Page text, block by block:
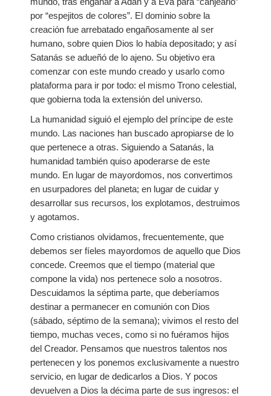
por “espejitos de colores”. El dominio sobre la
creación fue arrebatado engañosamente al ser
humano, sobre quien Dios lo había depositado; y así
Satanás se adueñó de lo ajeno. Su objetivo era
comenzar con este mundo creado y usarlo como
plataforma para ir por todo: el mismo Trono celestial,
que gobierna toda la extensión del universo.
La humanidad siguió el ejemplo del príncipe de este
mundo. Las naciones han buscado apropiarse de lo
que pertenece a otras. Siguiendo a Satanás, la
humanidad también quiso apoderarse de este
mundo. En lugar de mayordomos, nos convertimos
en usurpadores del planeta; en lugar de cuidar y
desarrollar sus recursos, los explotamos, destruimos
y agotamos.
Como cristianos olvidamos, frecuentemente, que
debemos ser fíeles mayordomos de aquello que Dios
concede. Creemos que el tiempo (material que
compone la vida) nos pertenece solo a nosotros.
Descuidamos la séptima parte, que deberíamos
destinar a permanecer en comunión con Dios
(sábado, séptimo de la semana); vivimos el resto del
tiempo, muchas veces, como si no fuéramos hijos
del Creador. Pensamos que nuestros talentos nos
pertenecen y los ponemos exclusivamente a nuestro
servicio, en lugar de dedicarlos a Dios. Y pocos
devuelven a Dios la décima parte de sus ingresos: el